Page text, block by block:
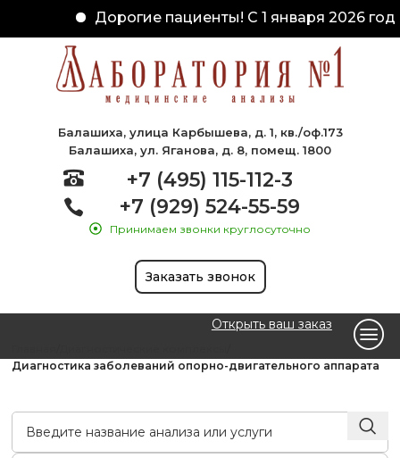
Дорогие пациенты! С 1 января 2026 года
Балашиха, улица Карбышева, д. 1, кв./оф.173
Балашиха, ул. Яганова, д. 8, помещ. 1800
+7 (495) 115-112-3
+7 (929) 524-55-59
Принимаем звонки круглосуточно
Заказать звонок
Открыть ваш заказ
Диагностика заболеваний опорно-двигательного аппарата